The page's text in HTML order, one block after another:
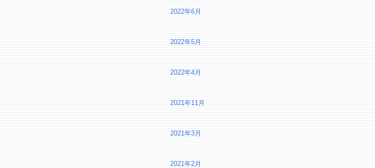
2022年6月
2022年5月
2022年4月
2021年11月
2021年3月
2021年2月